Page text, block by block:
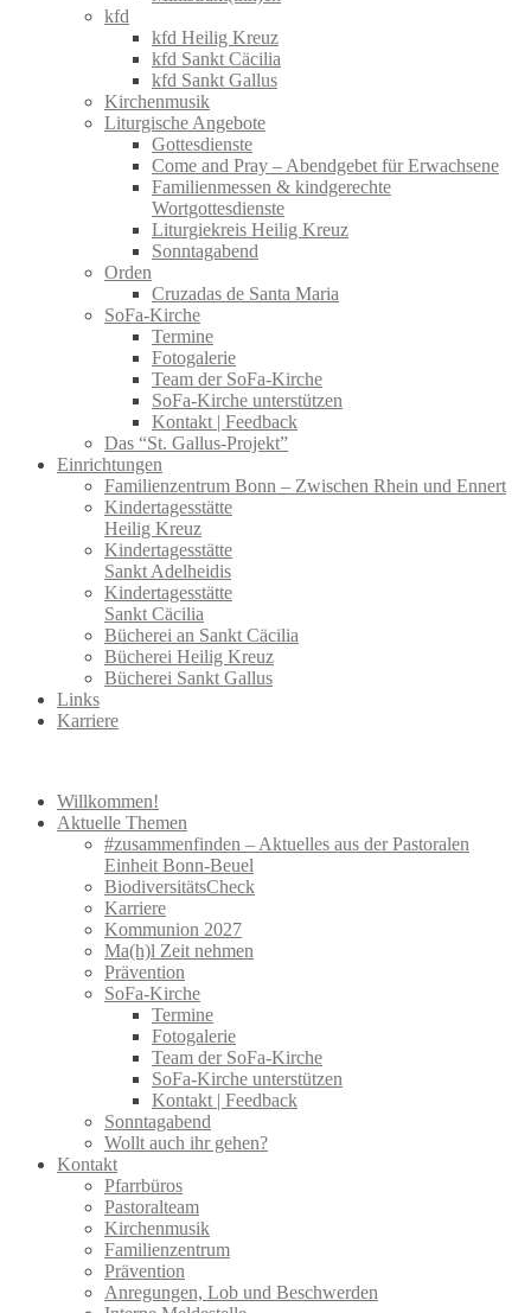
kfd
kfd Heilig Kreuz
kfd Sankt Cäcilia
kfd Sankt Gallus
Kirchenmusik
Liturgische Angebote
Gottesdienste
Come and Pray – Abendgebet für Erwachsene
Familienmessen & kindgerechte
Wortgottesdienste
Liturgiekreis Heilig Kreuz
Sonntagabend
Orden
Cruzadas de Santa Maria
SoFa-Kirche
Termine
Fotogalerie
Team der SoFa-Kirche
SoFa-Kirche unterstützen
Kontakt | Feedback
Das “St. Gallus-Projekt”
Einrichtungen
Familienzentrum Bonn – Zwischen Rhein und Ennert
Kindertagesstätte
Heilig Kreuz
Kindertagesstätte
Sankt Adelheidis
Kindertagesstätte
Sankt Cäcilia
Bücherei an Sankt Cäcilia
Bücherei Heilig Kreuz
Bücherei Sankt Gallus
Links
Karriere
Willkommen!
Aktuelle Themen
#zusammenfinden – Aktuelles aus der Pastoralen
Einheit Bonn-Beuel
BiodiversitätsCheck
Karriere
Kommunion 2027
Ma(h)l Zeit nehmen
Prävention
SoFa-Kirche
Termine
Fotogalerie
Team der SoFa-Kirche
SoFa-Kirche unterstützen
Kontakt | Feedback
Sonntagabend
Wollt auch ihr gehen?
Kontakt
Pfarrbüros
Pastoralteam
Kirchenmusik
Familienzentrum
Prävention
Anregungen, Lob und Beschwerden